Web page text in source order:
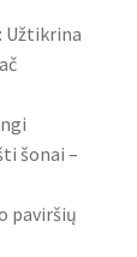
Užtikrina
šonai –
paviršių